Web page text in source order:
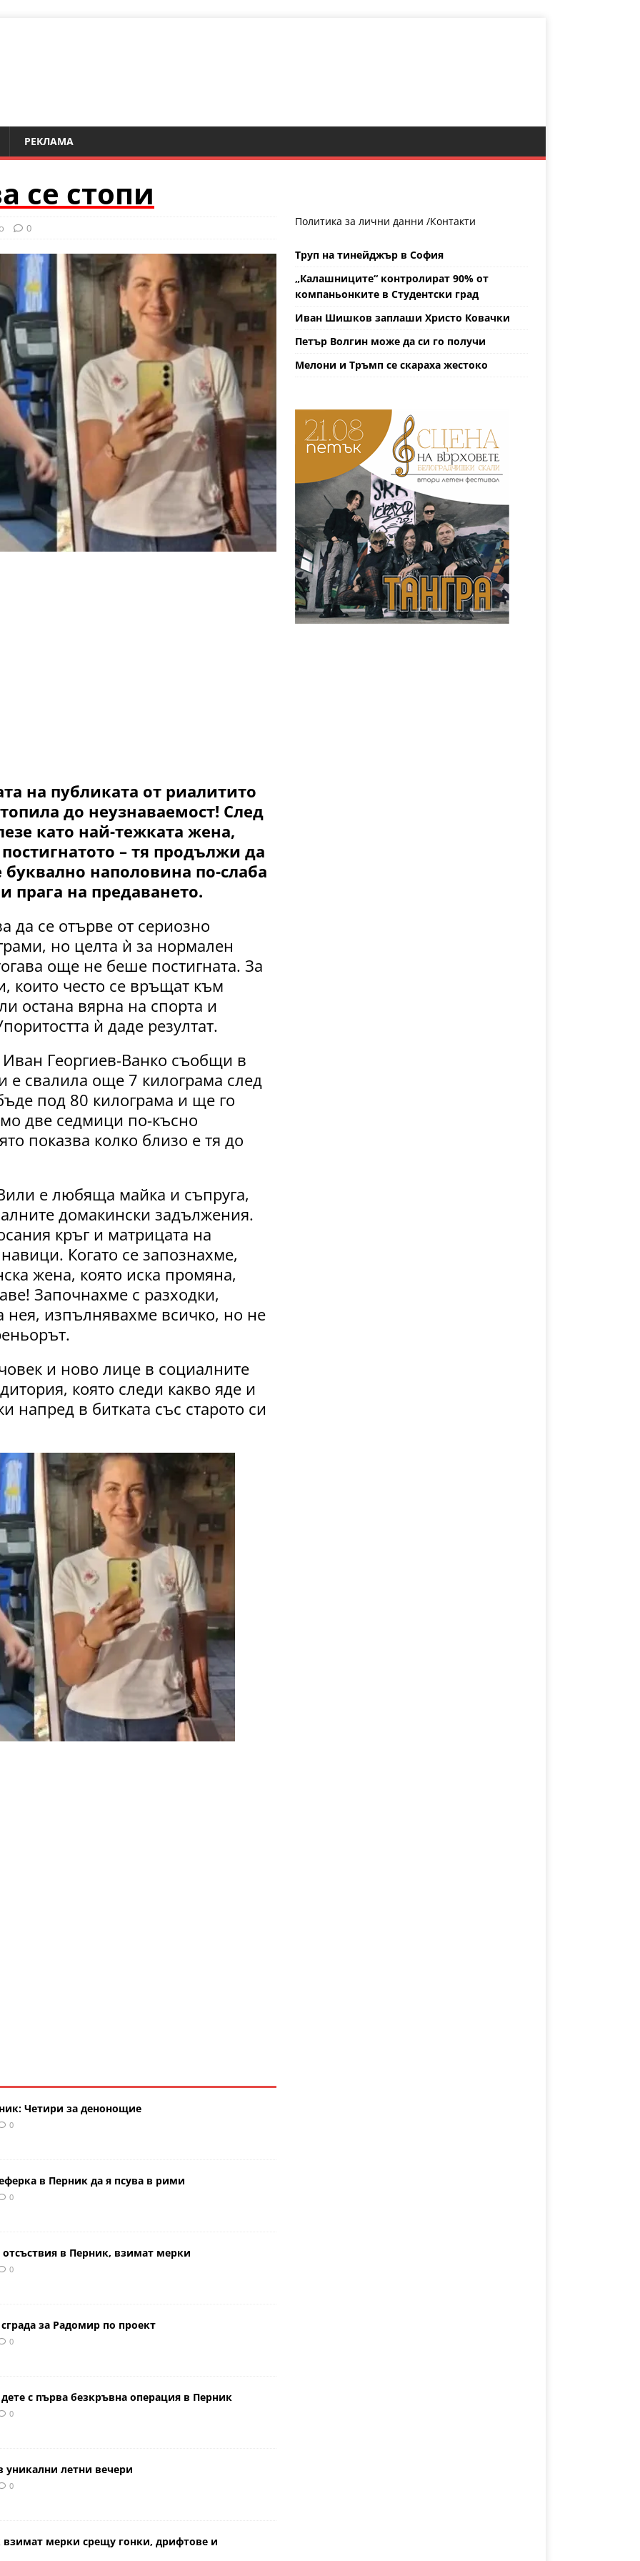
РЕКЛАМА
се стопи
0
на публиката от риалитито
до неузнаваемост! След
като най-тежката жена,
– тя продължи да
наполовина по-слаба
прага на предаването.
да се отърве от сериозно
но целта ѝ за нормален
още не беше постигната. За
които често се връщат към
остана вярна на спорта и
ѝ даде резултат.
Георгиев-Ванко съобщи в
е свалила още 7 килограма след
под 80 килограма и ще го
две седмици по-късно
показва колко близо е тя до
е любяща майка и съпруга,
домакински задължения.
кръг и матрицата на
Когато се запознахме,
жена, която иска промяна,
Започнахме с разходки,
изпълнявахме всичко, но не
и ново лице в социалните
която следи какво яде и
напред в битката със старото си
Четири за денонощие
0
в Перник да я псува в рими
0
в Перник, взимат мерки
0
за Радомир по проект
0
с първа безкръвна операция в Перник
0
летни вечери
0
мерки срещу гонки, дрифтове и
Политика за лични данни /Контакти
Труп на тинейджър в София
„Калашниците“ контролират 90% от
компаньонките в Студентски град
Иван Шишков заплаши Христо Ковачки
Петър Волгин може да си го получи
Мелони и Тръмп се скараха жестоко